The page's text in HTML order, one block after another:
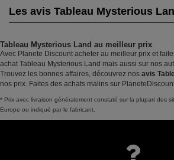
Les avis Tableau Mysterious
Tableau Mysterious Land au meilleur prix
Avec Planete Discount acheter au meilleur prix et
achat Tableau Mysterious Land mais aussi sur nos
Trouvez les bonnes affaires, découvrez nos avis
nos prix. Faites des achats malins sur
* Prix avec livraison généralement constaté sur la plupart des
Europe ou indiqué par le fabricant.